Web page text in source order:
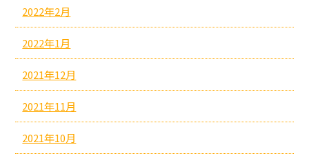
2022年2月
2022年1月
2021年12月
2021年11月
2021年10月